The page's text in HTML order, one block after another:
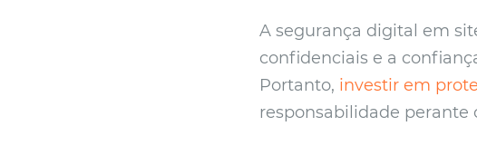
A segurança digital em
confidenciais e a
Portanto, investir em
responsabilidade perante